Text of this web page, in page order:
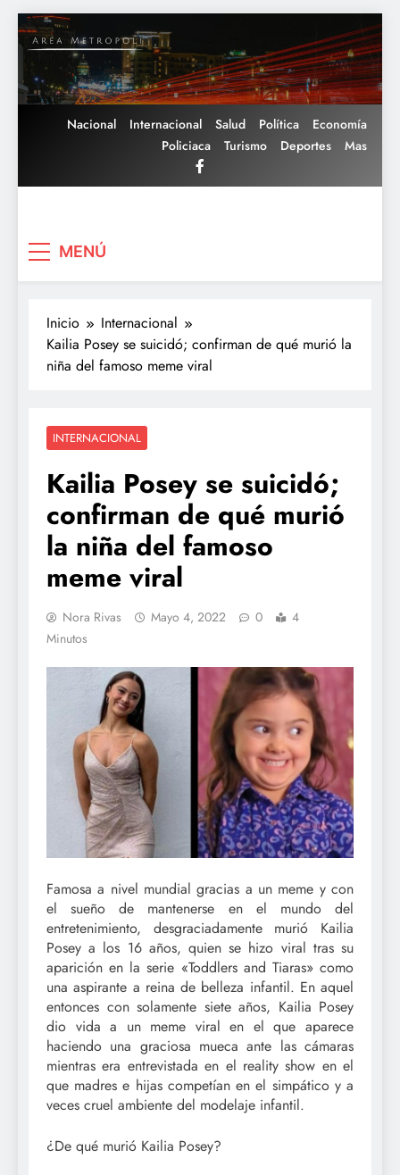
Saltar
al
contenido
Nacional Internacional Salud Política
Economía
Policiaca
Turismo Deportes Mas
MENÚ
Inicio
Internacional
Kailia Posey se suicidó; confirman de qué murió la
niña del famoso meme viral
INTERNACIONAL
Kailia Posey se suicidó;
confirman de qué murió
la niña del famoso
meme viral
Nora Rivas Mayo 4, 2022 0
4
Minutos
Famosa a nivel mundial gracias a un meme y con
el sueño de mantenerse en el mundo del
entretenimiento, desgraciadamente murió Kailia
Posey a los 16 años, quien se hizo viral tras su
aparición en la serie «Toddlers and Tiaras» como
una aspirante a reina de belleza infantil. En aquel
entonces con solamente siete años, Kailia Posey
dio vida a un meme viral en el que aparece
haciendo una graciosa mueca ante las cámaras
mientras era entrevistada en el reality show en el
que madres e hijas competían en el simpático y a
veces cruel ambiente del modelaje infantil.
¿De qué murió Kailia Posey?